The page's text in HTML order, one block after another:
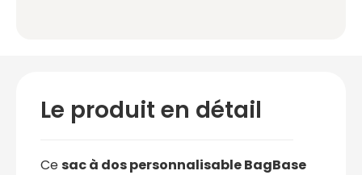
Le produit en détail
Cesac à dos personnalisable BagBase